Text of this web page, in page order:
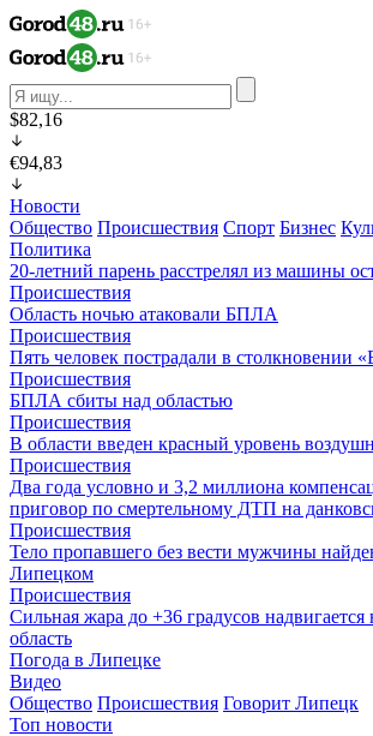
$82,16
€94,83
Новости
Общество Происшествия Спорт Бизнес
Политика
20-летний парень расстрелял из машины
Происшествия
Область ночью атаковали БПЛА
Происшествия
Пять человек пострадали в столкновении
Происшествия
БПЛА сбиты над областью
Происшествия
В области введен красный уровень
Происшествия
Два года условно и 3,2 миллиона
приговор по смертельному ДТП на
Происшествия
Тело пропавшего без вести мужчины
Липецком
Происшествия
Сильная жара до +36 градусов
область
Погода в Липецке
Видео
Общество Происшествия Говорит Липецк
Топ новости